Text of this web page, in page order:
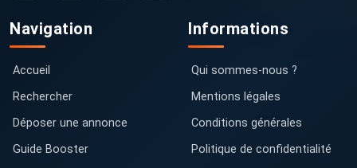
Navigation
Accueil
Rechercher
Déposer une annonce
Guide Booster
Informations
Qui sommes-nous ?
Mentions légales
Conditions générales
Politique de confidentialité